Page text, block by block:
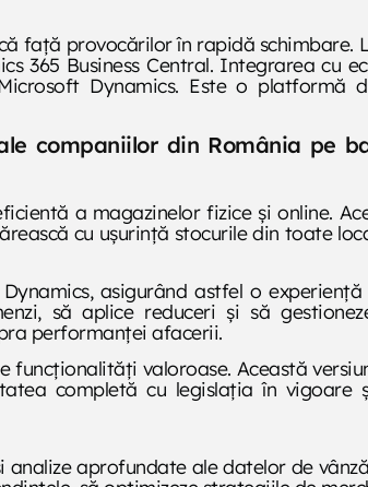
față provocărilor în rapidă schimbare.
365 Business Central. Integrarea cu
Dynamics. Este o platformă
companiilor din România pe
a magazinelor fizice și online.
cu ușurință stocurile din toate
asigurând astfel o
să aplice reduceri și să
performanței afacerii.
valoroase. Această
completă cu legislația în vigoare
aprofundate ale datelor de